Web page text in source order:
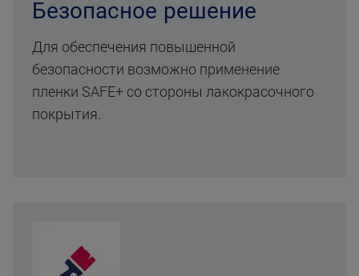
Безопасное решение
Для обеспечения повышенной
безопасности возможно применение
пленки SAFE+ со стороны лакокрасочного
покрытия.